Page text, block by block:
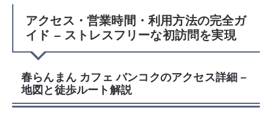
アクセス・営業時間・利用方法の完全ガ
イド – ストレスフリーな初訪問を実現
春らんまん カフェ バンコクのアクセス詳細 –
地図と徒歩ルート解説